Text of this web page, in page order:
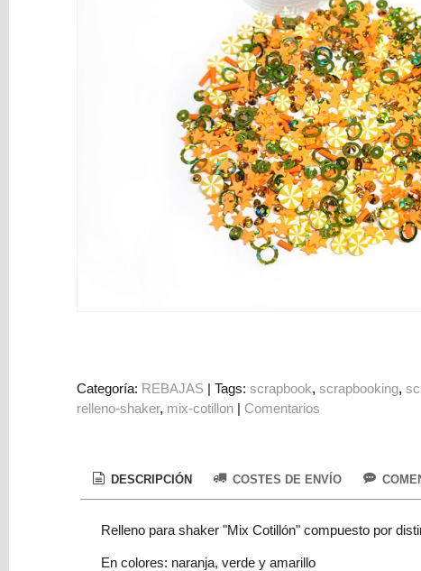
Figuras
3D
Marcas
Categoría: REBAJAS |Tags:scrapbook scrapbooking
relleno-shaker mix-cotillon | Comentarios
DESCRIPCIÓN COSTES DE ENVÍO
Relleno para shaker "Mix Cotillón" compuesto por
En colores: naranja, verde y amarillo